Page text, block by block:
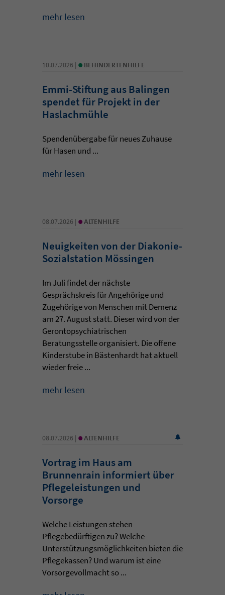
mehr lesen
10.07.2026 | • BEHINDERTENHILFE
Emmi-Stiftung aus Balingen
spendet für Projekt in der
Haslachmühle
Spendenübergabe für neues Zuhause
für Hasen und ...
mehr lesen
08.07.2026 | • ALTENHILFE
Neuigkeiten von der Diakonie-
Sozialstation Mössingen
Im Juli findet der nächste
Gesprächskreis für Angehörige und
Zugehörige von Menschen mit Demenz
am 27. August statt. Dieser wird von der
Gerontopsychiatrischen
Beratungsstelle organisiert. Die offene
Kinderstube in Bästenhardt hat aktuell
wieder freie ...
mehr lesen
08.07.2026 | • ALTENHILFE
Vortrag im Haus am
Brunnenrain informiert über
Pflegeleistungen und
Vorsorge
Welche Leistungen stehen
Pflegebedürftigen zu? Welche
Unterstützungsmöglichkeiten bieten die
Pflegekassen? Und warum ist eine
Vorsorgevollmacht so ...